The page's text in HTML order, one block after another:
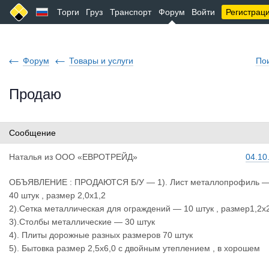
Торги Груз Транспорт Форум Войти
Форум Товары и услуги
Продаю
Сообщение
Наталья из ООО «ЕВРОТРЕЙД»
ОБЪЯВЛЕНИЕ : ПРОДАЮТСЯ Б/У — 1). Лист металлопрофиль
40 штук , размер 2,0х1,2
2).Сетка металлическая для ограждений — 10 штук ,
3).Столбы металлические — 30 штук
4). Плиты дорожные разных размеров 70 штук
5). Бытовка размер 2,5х6,0 с двойным утеплением , в хорошем